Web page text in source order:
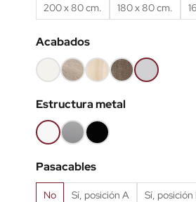
200 x 80 cm. 180 x 80 cm.
Acabados
BlancoOlmo
claro
AcaciaNebraska
Gris
claro
Estructura metal
BlancoGris
aluminio
Negro
Pasacables
No Sí, posición A Sí, posición